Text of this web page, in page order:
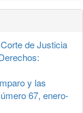
de Justicia
y las
67, enero-